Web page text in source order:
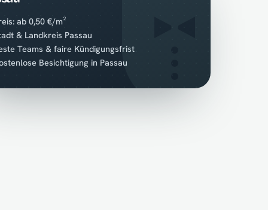
ab 0,50 €/m²
& Landkreis Passau
Teams & faire Kündigungsfrist
Besichtigung in Passau